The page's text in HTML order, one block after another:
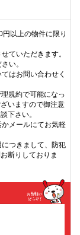
以上の物件に限り
ていただきます。
い。
はお問い合わせく
規約で可能になっ
いますので御注意
下さい。
メールにてお気軽
つきまして、防犯
断りしておりま